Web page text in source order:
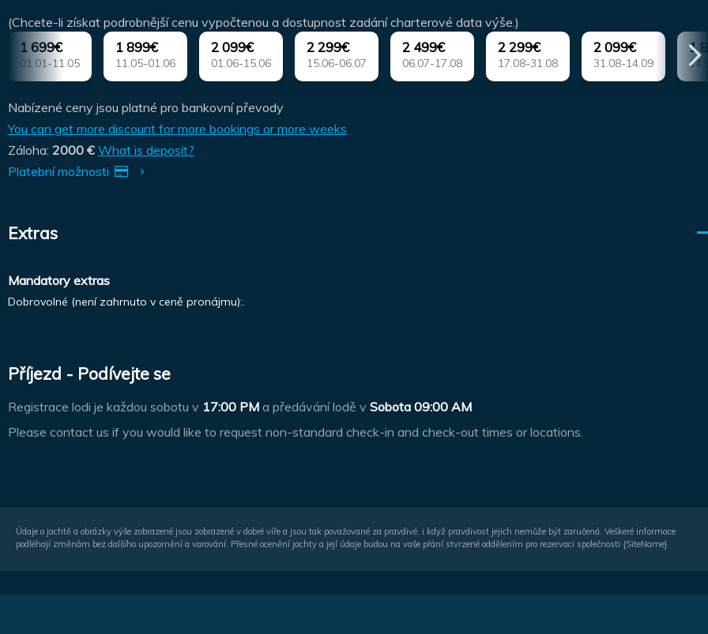
(Chcete-li získat podrobnější cenu vypočtenou a dostupnost zadání charterové data výše.)
1 699€
01.01-11.05
1 899€
11.05-01.06
2 099€
01.06-15.06
2 299€
15.06-06.07
2 499€
06.07-17.08
2 299€
17.08-31.08
2 099€
31.08-14.09
1
Nabízené ceny jsou platné pro bankovní převody
You can get more discount for more bookings or more weeks
Záloha: 2000 € What is deposit?
Platební možnosti
Extras
Mandatory extras
Dobrovolné (není zahrnuto v ceně pronájmu):.
Příjezd - Podívejte se
Registrace lodi je každou sobotu v 17:00 PM a předávání lodě v Sobota 09:00 AM
Please contact us if you would like to request non-standard check-in and check-out times or locations.
Údaje o jachtě a obrázky výše zobrazené jsou zobrazené v dobré víře a jsou tak považované za pravdivé, i když pravdivost jejich nemůže být zaručená. Veškeré informace
podléhají změnám bez dalšího upozornění a varování. Přesné ocenění jachty a její údaje budou na vaše přání stvrzené oddělením pro rezervaci společnosti {SiteName}